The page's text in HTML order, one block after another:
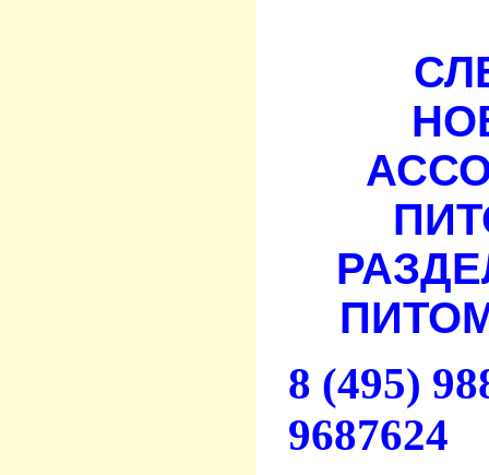
8 (495)
9687624